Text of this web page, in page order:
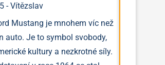
-Vítězslav
Mustang je mnohem víc než
auto. Je to symbol svobody,
kultury a nezkrotné síly.